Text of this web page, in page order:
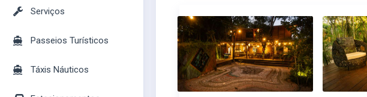
Casas
Mercados
Serviços
Passeios Turísticos
Táxis Náuticos